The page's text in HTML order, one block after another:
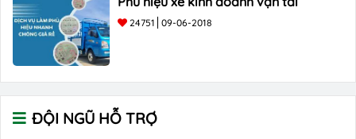
24751 09-06-2018
ĐỘI NGŨ HỖ TRỢ